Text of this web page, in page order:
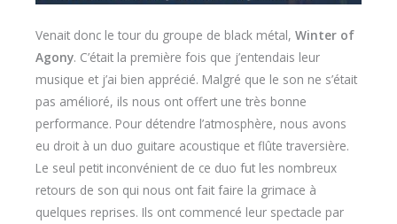
Venait donc le tour du groupe de black métal, Winter of
Agony. C’était la première fois que j’entendais leur
musique et j’ai bien apprécié. Malgré que le son ne s’était
pas amélioré, ils nous ont offert une très bonne
performance. Pour détendre l’atmosphère, nous avons
eu droit à un duo guitare acoustique et flûte traversière.
Le seul petit inconvénient de ce duo fut les nombreux
retours de son qui nous ont fait faire la grimace à
quelques reprises. Ils ont commencé leur spectacle par